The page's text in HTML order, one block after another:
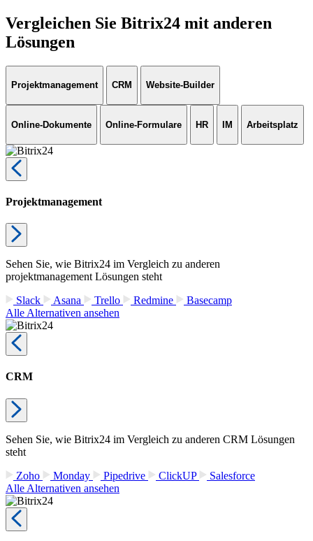
Vergleichen Sie Bitrix24 mit anderen
Lösungen
Projektmanagement CRM Website-Builder
Online-Dokumente Online-Formulare HR IM Arbeitsplatz
Projektmanagement
Sehen Sie, wie Bitrix24 im Vergleich zu anderen
projektmanagement Lösungen steht
Slack
Asana Trello Redmine
Basecamp
Alle Alternativen ansehen
CRM
Sehen Sie, wie Bitrix24 im Vergleich zu anderen CRM Lösungen
steht
Zoho
Monday Pipedrive ClickUP
Salesforce
Alle Alternativen ansehen